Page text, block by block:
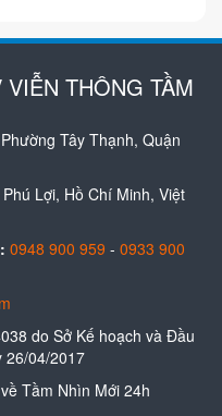
THÔNG TẦM
Tây Thạnh, Quận
Lợi, Hồ Chí Minh, Việt
0948 900 959 - 0933 900
do Sở Kế hoạch và Đầu
26/04/2017
Tầm Nhìn Mới 24h